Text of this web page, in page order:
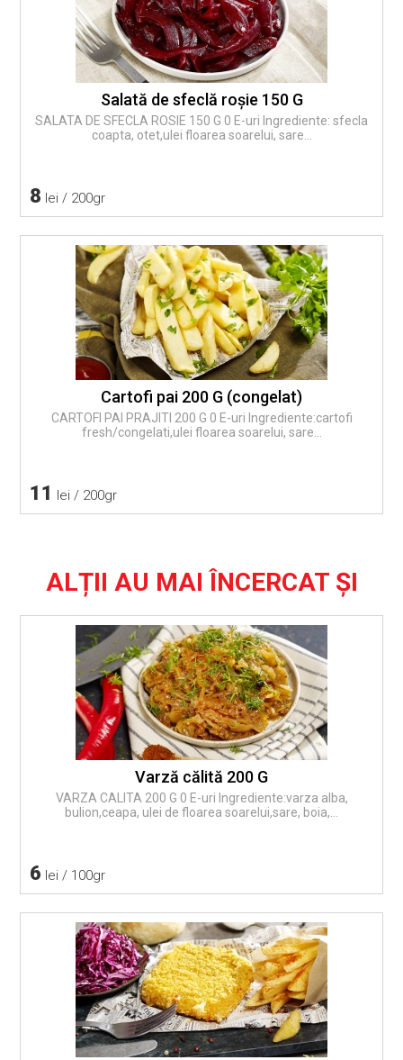
Salată de sfeclă roşie 150 G
SALATA DE SFECLA ROSIE 150 G 0 E-uri Ingrediente: sfecla
coapta, otet,ulei floarea soarelui, sare...
8 lei / 200gr
Cartofi pai 200 G (congelat)
CARTOFI PAI PRAJITI 200 G 0 E-uri Ingrediente:cartofi
fresh/congelati,ulei floarea soarelui, sare...
11 lei / 200gr
ALȚII AU MAI ÎNCERCAT ȘI
Varză călită 200 G
VARZA CALITA 200 G 0 E-uri Ingrediente:varza alba,
bulion,ceapa, ulei de floarea soarelui,sare, boia,...
6 lei / 100gr